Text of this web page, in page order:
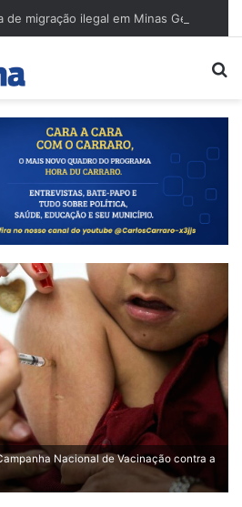
Nacional de Vacinação contra a